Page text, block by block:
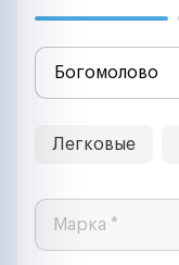
Легковые
Марка *